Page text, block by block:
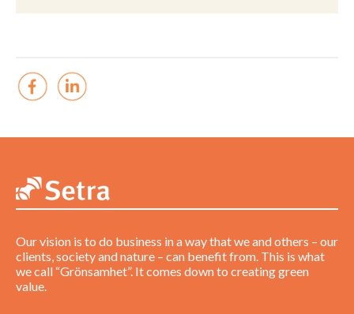
Our vision is to do business in a way that we and others – our
clients, society and nature – can benefit from. This is what
we call “Grönsamhet”. It comes down to creating green
value.